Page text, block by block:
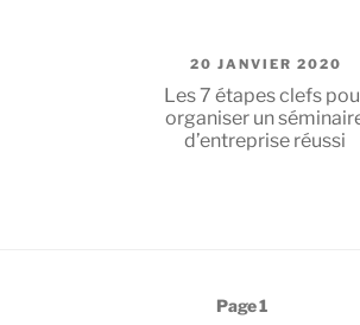
PUBLIÉ
LE
20 JANVIER 2020
Les 7 étapes clefs
organiser un
d’entreprise réussi
Page1